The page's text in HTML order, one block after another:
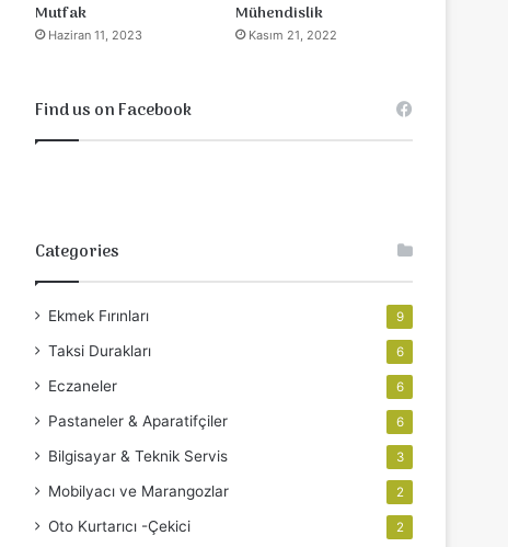
Mutfak
Haziran 11, 2023
Mühendislik
Kasım 21, 2022
Find us on Facebook
Categories
Ekmek Fırınları 9
Taksi Durakları 6
Eczaneler 6
Pastaneler & Aparatifçiler 6
Bilgisayar & Teknik Servis 3
Mobilyacı ve Marangozlar 2
Oto Kurtarıcı -Çekici 2